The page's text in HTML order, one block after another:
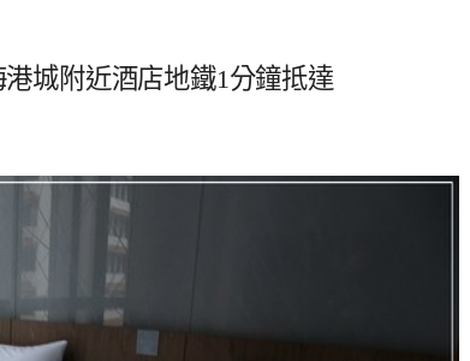
城附近酒店地鐵1分鐘抵達